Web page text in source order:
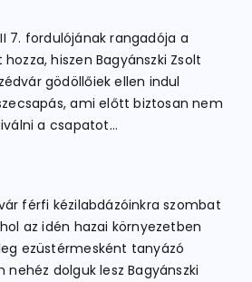
7. fordulójának rangadója a
hiszen Bagyánszki Zsolt
gödöllőiek ellen indul
ami előtt biztosan nem
a csapatot…
férfi kézilabdázóinkra szombat
az idén hazai környezetben
ezüstérmesként tanyázó
nehéz dolguk lesz Bagyánszki